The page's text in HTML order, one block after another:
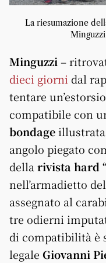
La riesumazione
Minguzzi –
dieci giorni dal
tentare
compatibile con
bondageillustrata
angolo piegato
della rivista hard
nell’armadietto
assegnato al
tre odierni
di compatibilità è
legale Giovanni